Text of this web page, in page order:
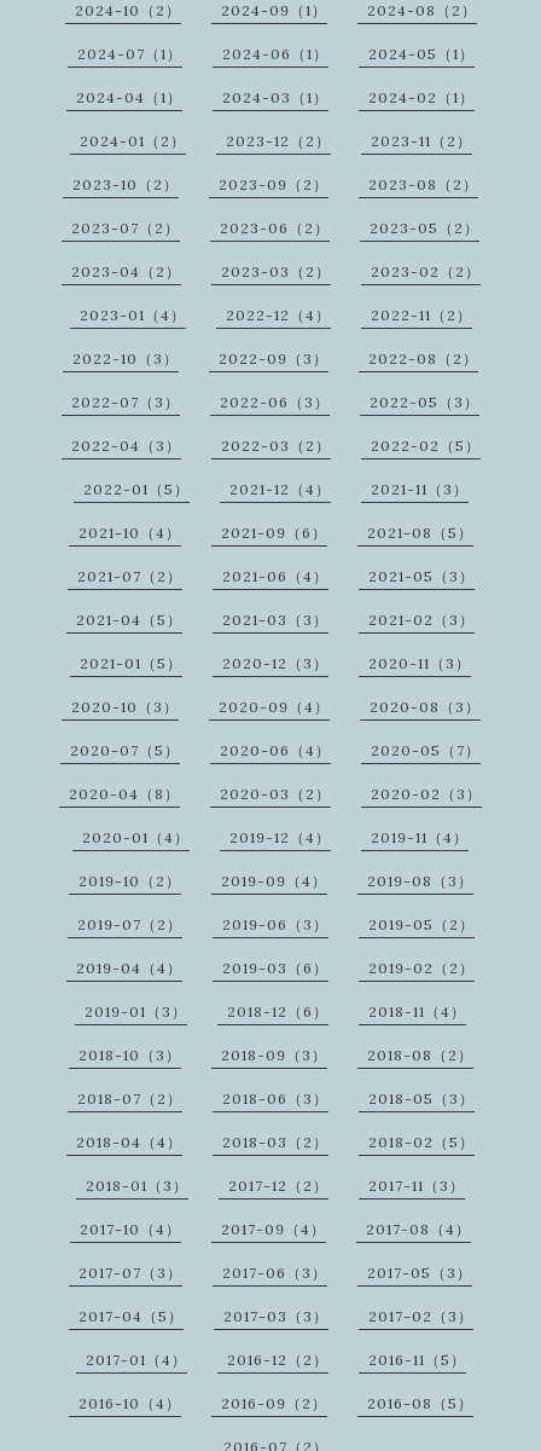
2024-10（2） 2024-09（1） 2024-08（2）
2024-07（1） 2024-06（1） 2024-05（1）
2024-04（1） 2024-03（1） 2024-02（1）
2024-01（2） 2023-12（2） 2023-11（2）
2023-10（2） 2023-09（2） 2023-08（2）
2023-07（2） 2023-06（2） 2023-05（2）
2023-04（2） 2023-03（2） 2023-02（2）
2023-01（4） 2022-12（4） 2022-11（2）
2022-10（3） 2022-09（3） 2022-08（2）
2022-07（3） 2022-06（3） 2022-05（3）
2022-04（3） 2022-03（2） 2022-02（5）
2022-01（5） 2021-12（4） 2021-11（3）
2021-10（4） 2021-09（6） 2021-08（5）
2021-07（2） 2021-06（4） 2021-05（3）
2021-04（5） 2021-03（3） 2021-02（3）
2021-01（5） 2020-12（3） 2020-11（3）
2020-10（3） 2020-09（4） 2020-08（3）
2020-07（5） 2020-06（4） 2020-05（7）
2020-04（8） 2020-03（2） 2020-02（3）
2020-01（4） 2019-12（4） 2019-11（4）
2019-10（2） 2019-09（4） 2019-08（3）
2019-07（2） 2019-06（3） 2019-05（2）
2019-04（4） 2019-03（6） 2019-02（2）
2019-01（3） 2018-12（6） 2018-11（4）
2018-10（3） 2018-09（3） 2018-08（2）
2018-07（2） 2018-06（3） 2018-05（3）
2018-04（4） 2018-03（2） 2018-02（5）
2018-01（3） 2017-12（2） 2017-11（3）
2017-10（4） 2017-09（4） 2017-08（4）
2017-07（3） 2017-06（3） 2017-05（3）
2017-04（5） 2017-03（3） 2017-02（3）
2017-01（4） 2016-12（2） 2016-11（5）
2016-10（4） 2016-09（2） 2016-08（5）
2016-07（2）